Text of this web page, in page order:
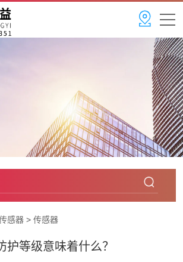
感器 > 传感器
护等级意味着什么？